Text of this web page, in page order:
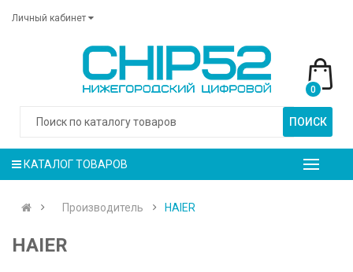
Личный кабинет
ПОИСК
0
КАТАЛОГ ТОВАРОВ
Производитель HAIER
HAIER